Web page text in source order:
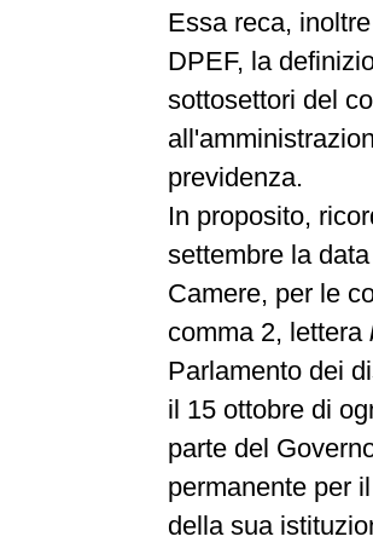
Essa reca,
DPEF, la
sottosettori del
previdenza.
In proposito,
settembre la
Camere, per le
comma 2, lettera
Parlamento dei
il 15 ottobre di
parte del
permanente per
della sua